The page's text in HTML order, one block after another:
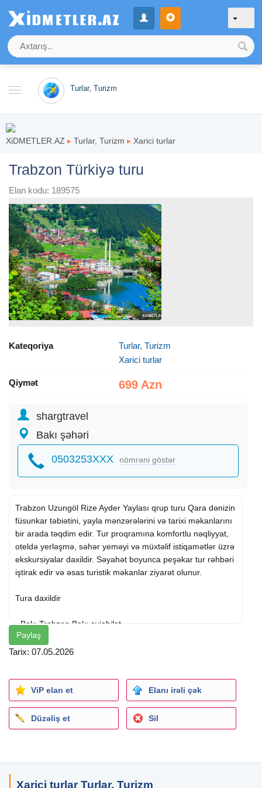
Turlar, Turizm
XiDMETLER.AZ ▸ Turlar, Turizm ▸ Xarici turlar
Trabzon Türkiyə turu
Elan kodu: 189575
Kateqoriya
Turlar, Turizm
Xarici turlar
Qiymət 699 Azn
shargtravel
Bakı şəhəri
0503253XXX nömrəni göstər
Trabzon Uzungöl Rize Ayder Yaylası qrup turu Qara dənizin
füsunkar təbiətini, yayla mənzərələrini və tarixi məkanlarını
bir arada təqdim edir. Tur proqramına komfortlu nəqliyyat,
oteldə yerləşmə, səhər yeməyi və müxtəlif istiqamətlər üzrə
ekskursiyalar daxildir. Səyahət boyunca peşəkar tur rəhbəri
iştirak edir və əsas turistik məkanlar ziyarət olunur.
Tura daxildir
- Bakı Trabzon Bakı aviabilet
- 10 kq baqaj hüququ
- Komfortlu transfer
Gəzinti məkanları
- Uzungöl mənzərələri və göl ətrafı gəzinti
Paylaş
Tarix: 07.05.2026
ViP elan et Elanı irəli çək
Düzəliş et Sil
Xarici turlar Turlar, Turizm